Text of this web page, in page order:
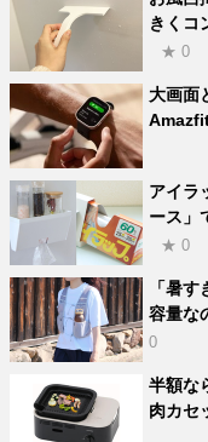
きくコ
★ 0
大画面
アイラ
ース」
★ 0
「暑
容量な
0
半額な
肉カセ